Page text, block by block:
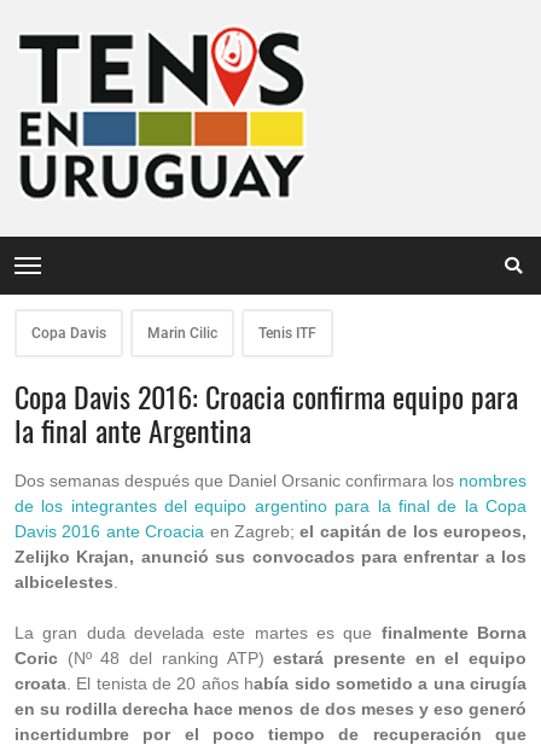
Copa Davis Marin Cilic Tenis ITF
Copa Davis 2016: Croacia confirma equipo para
la final ante Argentina
Dos semanas después que Daniel Orsanic confirmara los nombres
de los integrantes del equipo argentino para la final de la Copa
Davis 2016 ante Croacia en Zagreb;el capitán de los europeos,
Zelijko Krajan, anunció sus convocados para enfrentar a los
albicelestes
La gran duda develada este martes es que finalmente Borna
Coric (Nº 48 del ranking ATP)estará presente en el equipo
croata . El tenista de 20 años había sido sometido a una cirugía
en su rodilla derecha hace menos de dos meses y eso generó
incertidumbre por el poco tiempo de recuperación que